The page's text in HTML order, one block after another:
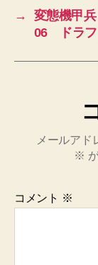
→
変態機甲
06 ドラフ
メールアド
※
コメント ※